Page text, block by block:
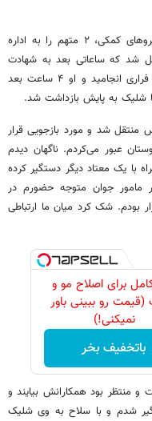
جام جم در خبری نوشت:در ادامه، با حضور نیروهای کمکی، ۲ متهم را به اداره
شد که ساعاتی بعد به شهادت
رسید. ادامه تحقیقات به شناسایی هویت قاتل فراری انجامید و او ۴ ساعت بعد
شلیک به پایش بازداشت شد.
منتقل شد و مورد بازجویی قرار
از آن بوستان عبور می‌کردم. ناگهان دیدم
با یک معتاد دیگر دستگیر کرده
مامور جوان متوجه حضورم در
بودم. شک کرد میان ما ارتباطی
کامل برای اصلاح مو و
رو ببینی باور
نمیکنی!)
باتخفیف بخر
منتظر بود همکارانش بیایند و
شدم و با سلاح به وی شلیک